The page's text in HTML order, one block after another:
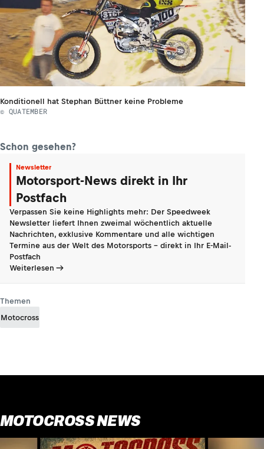
Konditionell hat Stephan Büttner keine Probleme
© QUATEMBER
Schon gesehen?
Newsletter
Motorsport-News direkt in Ihr
Postfach
Verpassen Sie keine Highlights mehr: Der Speedweek
Newsletter liefert Ihnen zweimal wöchentlich aktuelle
Nachrichten, exklusive Kommentare und alle wichtigen
Termine aus der Welt des Motorsports - direkt in Ihr E-Mail-
Postfach
Weiterlesen
Themen
Motocross
MOTOCROSS NEWS